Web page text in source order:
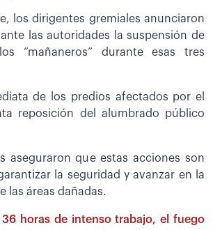
los dirigentes gremiales anunciaron
las autoridades la suspensión de
“mañaneros” durante esas tres
de los predios afectados por el
reposición del alumbrado público
aseguraron que estas acciones son
la seguridad y avanzar en la
las áreas dañadas.
36 horas de intenso trabajo, el fuego